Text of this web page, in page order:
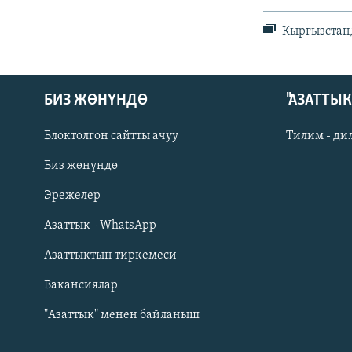
Русский
ОНЛАЙН ШЕРИНЕ
БИЗ ЖӨНҮНДӨ
Блоктолгон сайтты ачуу
Биз жөнүндө
Эрежелер
Азаттык - WhatsApp
Азаттыктын тиркемеси
Вакансиялар
"Азаттык" менен байланыш
Тилим -